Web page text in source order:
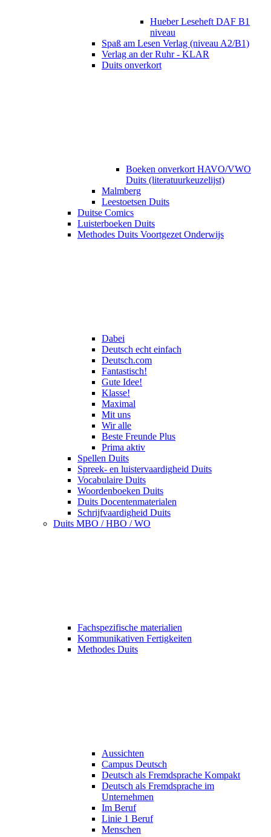
Hueber Leseheft DAF B1
niveau
Spaß am Lesen Verlag (niveau A2/B1)
Verlag an der Ruhr - KLAR
Duits onverkort
Boeken onverkort HAVO/VWO
Duits (literatuurkeuzelijst)
Malmberg
Leestoetsen Duits
Duitse Comics
Luisterboeken Duits
Methodes Duits Voortgezet Onderwijs
Dabei
Deutsch echt einfach
Deutsch.com
Fantastisch!
Gute Idee!
Klasse!
Maximal
Mit uns
Wir alle
Beste Freunde Plus
Prima aktiv
Spellen Duits
Spreek- en luistervaardigheid Duits
Vocabulaire Duits
Woordenboeken Duits
Duits Docentenmaterialen
Schrijfvaardigheid Duits
Duits MBO / HBO / WO
Fachspezifische materialien
Kommunikativen Fertigkeiten
Methodes Duits
Aussichten
Campus Deutsch
Deutsch als Fremdsprache Kompakt
Deutsch als Fremdsprache im
Unternehmen
Im Beruf
Linie 1 Beruf
Menschen